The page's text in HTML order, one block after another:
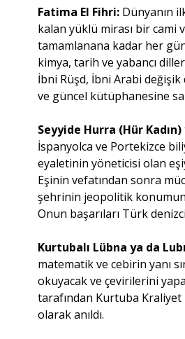
Fatima El Fihri: Dünyanın
kalan yüklü mirası bir cami
tamamlanana kadar her
kimya, tarih ve yabancı
İbni Rüşd, İbni Arabi
ve güncel kütüphanesine
Seyyide Hurra (Hür
İspanyolca ve Portekizce
eyaletinin yöneticisi olan
Eşinin vefatından sonra
şehrinin jeopolitik
Onun başarıları Türk
Kurtubalı Lübna ya da
matematik ve cebirin yanı
okuyacak ve çevirilerini
tarafından Kurtuba
olarak anıldı.